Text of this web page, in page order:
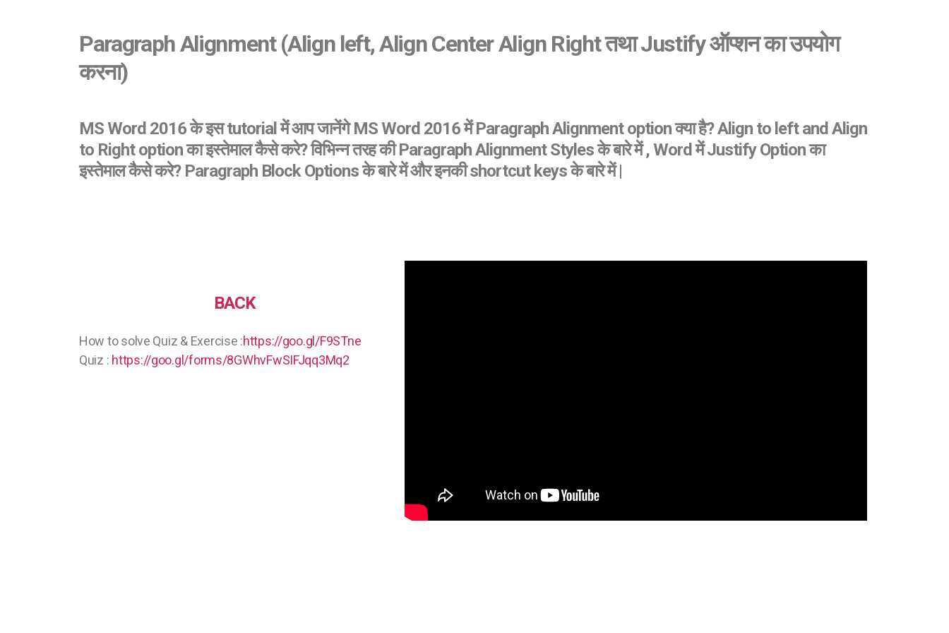
Paragraph Alignment (Align left, Align Center Align Right तथा Justify ऑप्शन का उपयोग
करना)
MS Word 2016 के इस tutorial में आप जानेंगे MS Word 2016 में Paragraph Alignment option क्या है? Align to left and Align
to Right option का इस्तेमाल कैसे करे? विभिन्न तरह की Paragraph Alignment Styles के बारे में , Word में Justify Option का
इस्तेमाल कैसे करे? Paragraph Block Options के बारे में और इनकी shortcut keys के बारे में |
BACK
How to solve Quiz & Exercise :https://goo.gl/F9STne
Quiz : https://goo.gl/forms/8GWhvFwSIFJqq3Mq2